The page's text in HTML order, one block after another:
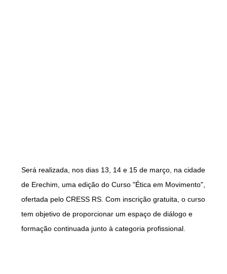
Será realizada, nos dias 13, 14 e 15 de março, na cidade
de Erechim, uma edição do Curso "Ética em Movimento",
ofertada pelo CRESS RS. Com inscrição gratuita, o curso
tem objetivo de proporcionar um espaço de diálogo e
formação continuada junto à categoria profissional.